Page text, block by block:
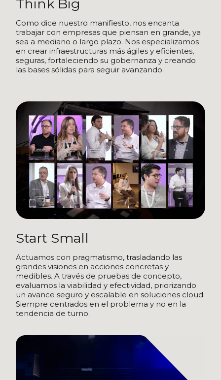
Think Big
Como dice nuestro manifiesto, nos encanta
trabajar con empresas que piensan en grande, ya
sea a mediano o largo plazo. Nos especializamos
en crear infraestructuras más ágiles y eficientes,
seguras, fortaleciendo su gobernanza y creando
las bases sólidas para seguir avanzando.
Start Small
Actuamos con pragmatismo, trasladando las
grandes visiones en acciones concretas y
medibles. A través de pruebas de concepto,
evaluamos la viabilidad y efectividad, priorizando
un avance seguro y escalable en soluciones cloud.
Siempre centrados en el problema y no en la
tendencia de turno.